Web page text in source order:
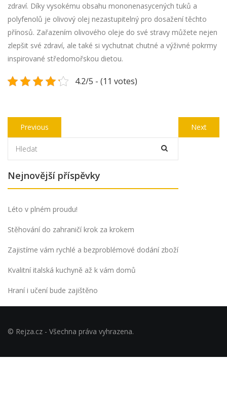
zdraví. Díky vysokému obsahu mononenasycených tuků a
polyfenolů je olivový olej nezastupitelný pro dosažení těchto
přínosů. Zařazením olivového oleje do své stravy můžete nejen
zlepšit své zdraví, ale také si vychutnat chutné a výživné pokrmy
inspirované středomořskou dietou.
4.2/5 - (11 votes)
Navigace
pro
příspěvek
Previous
post:
NextNext
post:
Nejnovější příspěvky
Léto v plném proudu!
Stěhování do zahraničí krok za krokem
Zajistíme vám rychlé a bezproblémové dodání zboží
Kvalitní italská kuchyně až k vám domů
Hraní i učení bude zajištěno
© Rejza.cz - Všechna práva vyhrazena.